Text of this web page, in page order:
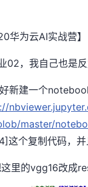
华为云AI实战营
，我自己也是反
新建一个
master/
这个复制代码，并
里的vgg16改成